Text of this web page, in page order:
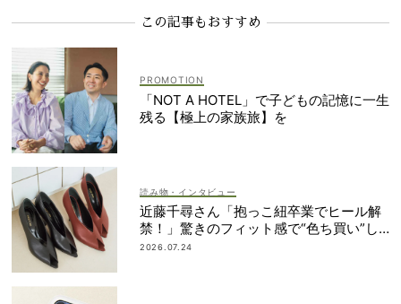
この記事もおすすめ
「NOT A HOTEL」で子どもの記憶に一生
残る【極上の家族旅】を
読み物・インタビュー
近藤千尋さん「抱っこ紐卒業でヒール解
禁！」驚きのフィット感で“色ち買い”し
たパンプスって？
2026.07.24